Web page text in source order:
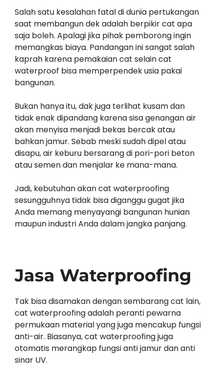
Salah satu kesalahan fatal di dunia pertukangan
saat membangun dek adalah berpikir cat apa
saja boleh. Apalagi jika pihak pemborong ingin
memangkas biaya. Pandangan ini sangat salah
kaprah karena pemakaian cat selain cat
waterproof bisa memperpendek usia pakai
bangunan.
Bukan hanya itu, dak juga terlihat kusam dan
tidak enak dipandang karena sisa genangan air
akan menyisa menjadi bekas bercak atau
bahkan jamur. Sebab meski sudah dipel atau
disapu, air keburu bersarang di pori-pori beton
atau semen dan menjalar ke mana-mana.
Jadi, kebutuhan akan cat waterproofing
sesungguhnya tidak bisa diganggu gugat jika
Anda memang menyayangi bangunan hunian
maupun industri Anda dalam jangka panjang.
Jasa Waterproofing
Tak bisa disamakan dengan sembarang cat lain,
cat waterproofing adalah peranti pewarna
permukaan material yang juga mencakup fungsi
anti-air. Biasanya, cat waterproofing juga
otomatis merangkap fungsi anti jamur dan anti
sinar UV.